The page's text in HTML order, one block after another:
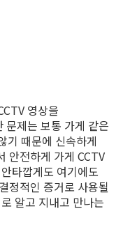
영상을
문제는 보통 가게 같은
기 때문에 신속하게
안전하게 가게 CCTV
타깝게도 여기에도
정적인 증거로 사용될
알고 지내고 만나는